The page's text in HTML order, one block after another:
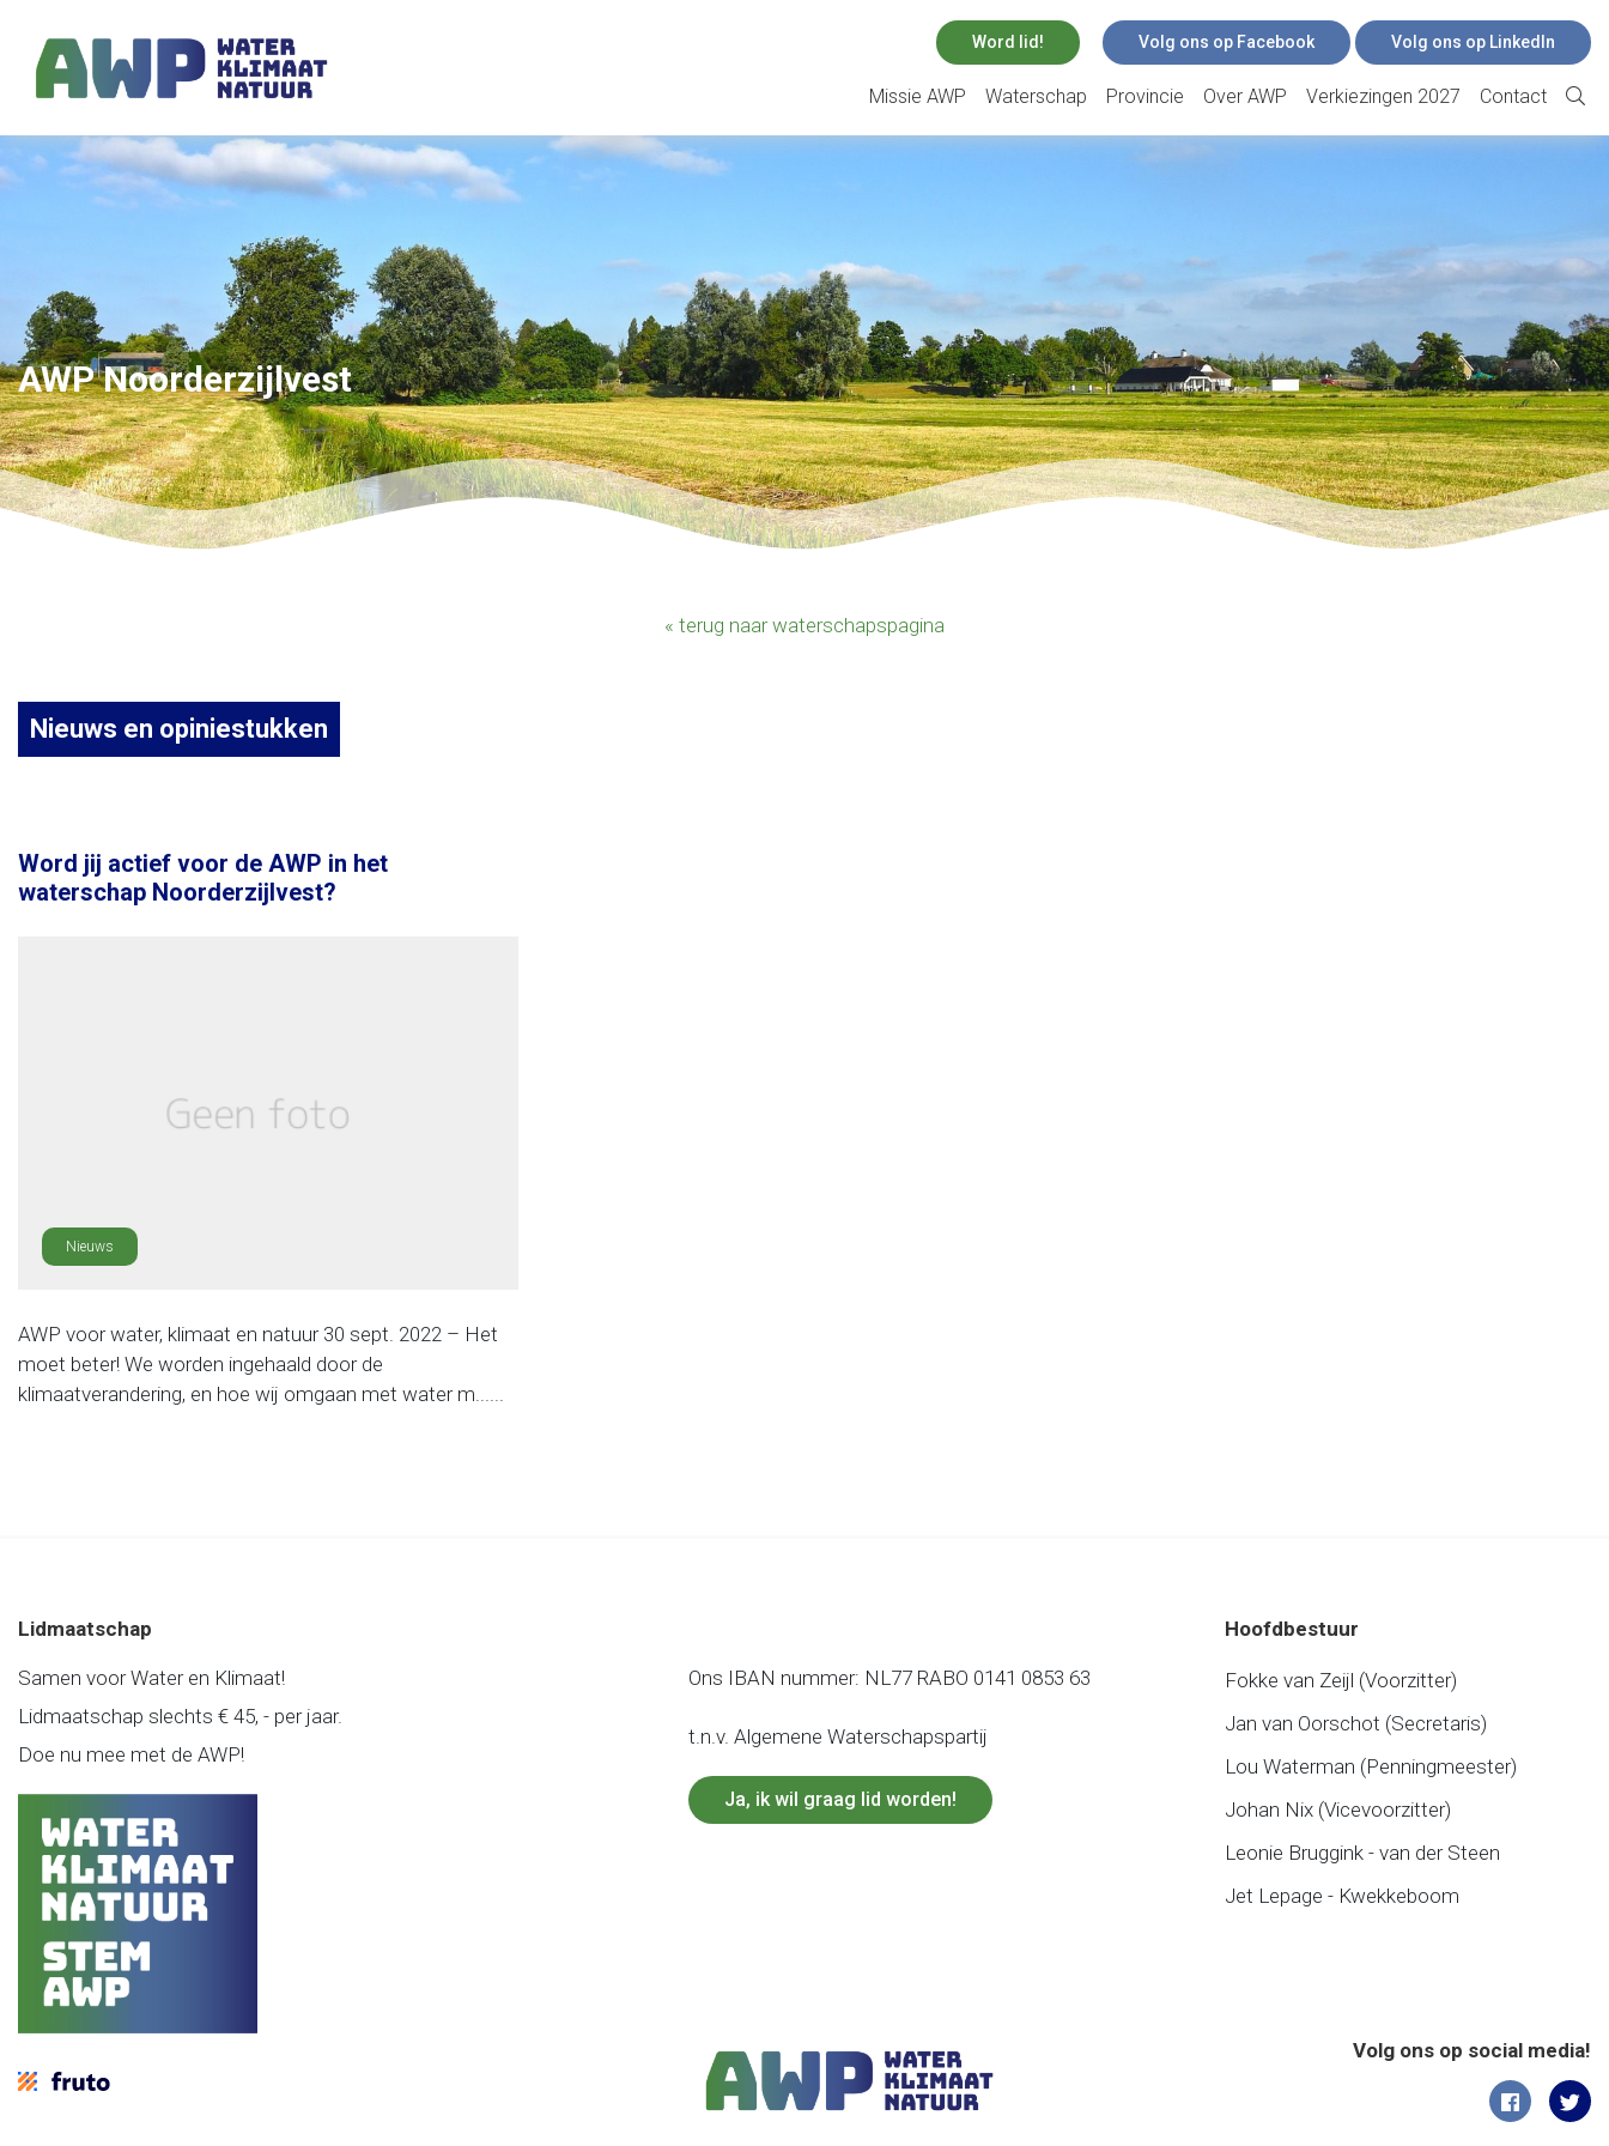
Word lid! Volg ons op Facebook Volg ons op LinkedIn
Missie AWP Waterschap Provincie Over AWP Verkiezingen 2027 Contact
AWP Noorderzijlvest
« terug naar waterschapspagina
Nieuws en opiniestukken
Word jij actief voor de AWP in het
waterschap Noorderzijlvest?
Nieuws
AWP voor water, klimaat en natuur 30 sept. 2022 – Het
moet beter! We worden ingehaald door de
klimaatverandering, en hoe wij omgaan met water m......
Lidmaatschap Hoofdbestuur
Samen voor Water en Klimaat!
Lidmaatschap slechts € 45, - per jaar.
Doe nu mee met de AWP!
Ons IBAN nummer: NL77 RABO 0141 0853 63
t.n.v. Algemene Waterschapspartij
Ja, ik wil graag lid worden!
Fokke van Zeijl (Voorzitter)
Jan van Oorschot (Secretaris)
Lou Waterman (Penningmeester)
Johan Nix (Vicevoorzitter)
Leonie Bruggink - van der Steen
Jet Lepage - Kwekkeboom
Volg ons op social media!